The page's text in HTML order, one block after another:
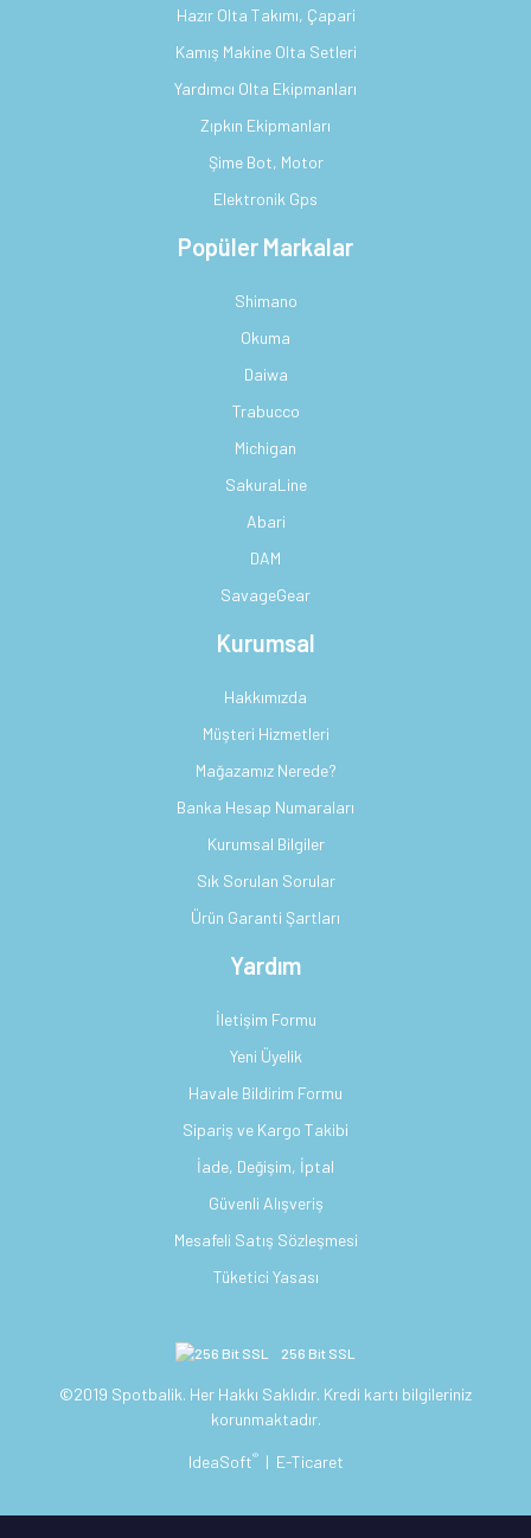
Hazır Olta Takımı, Çapari
Kamış Makine Olta Setleri
Yardımcı Olta Ekipmanları
Zıpkın Ekipmanları
Şime Bot, Motor
Elektronik Gps
Popüler Markalar
Shimano
Okuma
Daiwa
Trabucco
Michigan
SakuraLine
Abari
DAM
SavageGear
Kurumsal
Hakkımızda
Müşteri Hizmetleri
Mağazamız Nerede?
Banka Hesap Numaraları
Kurumsal Bilgiler
Sık Sorulan Sorular
Ürün Garanti Şartları
Yardım
İletişim Formu
Yeni Üyelik
Havale Bildirim Formu
Sipariş ve Kargo Takibi
İade, Değişim, İptal
Güvenli Alışveriş
Mesafeli Satış Sözleşmesi
Tüketici Yasası
256 Bit SSL
©2019 Spotbalik. Her Hakkı Saklıdır. Kredi kartı bilgileriniz
korunmaktadır.
IdeaSoft® | E-Ticaret